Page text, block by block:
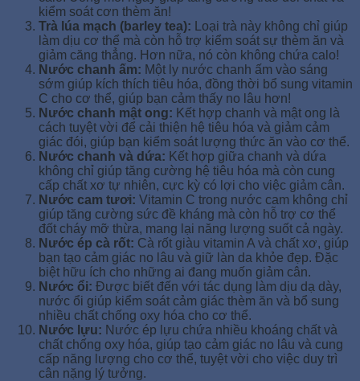
kiểm soát cơn thèm ăn!
Trà lúa mạch (barley tea): Loại trà này không chỉ giúp
làm dịu cơ thể mà còn hỗ trợ kiểm soát sự thèm ăn và
giảm căng thẳng. Hơn nữa, nó còn không chứa calo!
Nước chanh ấm: Một ly nước chanh ấm vào sáng
sớm giúp kích thích tiêu hóa, đồng thời bổ sung vitamin
C cho cơ thể, giúp bạn cảm thấy no lâu hơn!
Nước chanh mật ong: Kết hợp chanh và mật ong là
cách tuyệt vời để cải thiện hệ tiêu hóa và giảm cảm
giác đói, giúp bạn kiểm soát lượng thức ăn vào cơ thể.
Nước chanh và dứa: Kết hợp giữa chanh và dứa
không chỉ giúp tăng cường hệ tiêu hóa mà còn cung
cấp chất xơ tự nhiên, cực kỳ có lợi cho việc giảm cân.
Nước cam tươi: Vitamin C trong nước cam không chỉ
giúp tăng cường sức đề kháng mà còn hỗ trợ cơ thể
đốt cháy mỡ thừa, mang lại năng lượng suốt cả ngày.
Nước ép cà rốt: Cà rốt giàu vitamin A và chất xơ, giúp
bạn tạo cảm giác no lâu và giữ làn da khỏe đẹp. Đặc
biệt hữu ích cho những ai đang muốn giảm cân.
Nước ổi: Được biết đến với tác dụng làm dịu dạ dày,
nước ổi giúp kiểm soát cảm giác thèm ăn và bổ sung
nhiều chất chống oxy hóa cho cơ thể.
Nước lựu: Nước ép lựu chứa nhiều khoáng chất và
chất chống oxy hóa, giúp tạo cảm giác no lâu và cung
cấp năng lượng cho cơ thể, tuyệt vời cho việc duy trì
cân nặng lý tưởng.